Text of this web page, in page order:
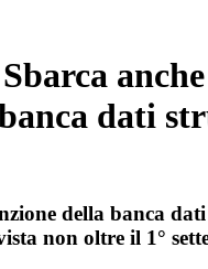
dati
della banca
non oltre il 1°